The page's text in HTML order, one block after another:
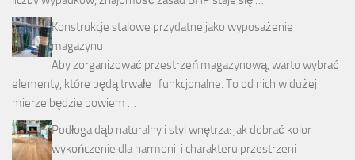
Konstrukcje stalowe przydatne jako wyposażenie
magazynu
Aby zorganizować przestrzeń magazynową, warto wybrać
elementy, które będą trwałe i funkcjonalne. To od nich w dużej
mierze będzie bowiem …
Podłoga dąb naturalny i styl wnętrza: jak dobrać kolor i
wykończenie dla harmonii i charakteru przestrzeni